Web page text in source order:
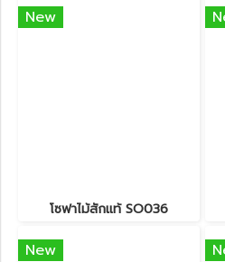
New
โซฟาไม้สักแท้ SO036
New